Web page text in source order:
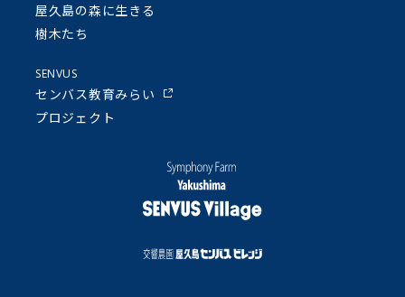
屋久島の森に生きる
樹木たち
SENVUS
センバス教育みらい
プロジェクト